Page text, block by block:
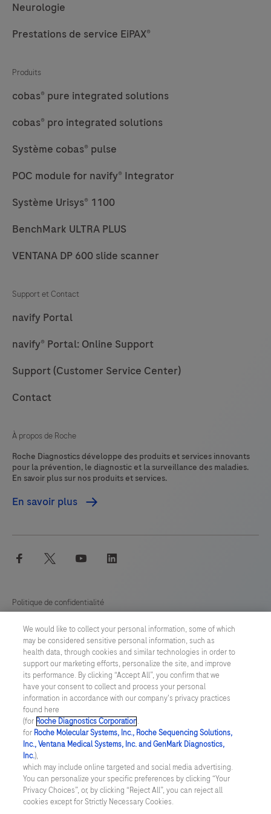
Neurologie
Prestations de service EiPAX®
Produits
cobas® pure integrated solutions
cobas® pro integrated solutions
Système cobas® pulse
POC module for navify® Integrator
Système Urisys® 1100
BenchMark ULTRA PLUS
VENTANA DP 600 slide scanner
Support et Contact
navify Portal
navify® Portal: Online Support
Support (Customer Service Center)
Contact
À propos de Roche
Roche Diagnostics développe des produits et services innovants
pour la prévention, le diagnostic et la surveillance des maladies.
En savoir plus sur nos produits et services.
En savoir plus
facebook twitter youtube
Politique de confidentialité
Préférences en matière de cookies
Conditions générales
SWITZERLAND/Français
© 2026 F. Hoffmann-La Roche Ltd
rdoe_footer.timestamp 08.08.2026
Ce site Web contient des informations sur des produits destinés à
un large éventail de publics et peut contenir des détails sur les
produits ou des informations qui ne sont pas autrement
accessibles ou valables dans votre pays. Veuillez noter que nous
We would like to collect your personal information, some of which
may be considered sensitive personal information, such as
health data, through cookies and similar technologies in order to
support our marketing efforts, personalize the site, and improve
its performance. By clicking “Accept All”, you confirm that we
have your consent to collect and process your personal
information in accordance with our company's privacy practices
found here
(for Roche Diagnostics Corporation.
for Roche Molecular Systems, Inc., Roche Sequencing Solutions,
Inc., Ventana Medical Systems, Inc. and GenMark Diagnostics,
Inc.),
which may include online targeted and social media advertising.
You can personalize your specific preferences by clicking “Your
Privacy Choices”, or, by clicking “Reject All”, you can reject all
cookies except for Strictly Necessary Cookies.